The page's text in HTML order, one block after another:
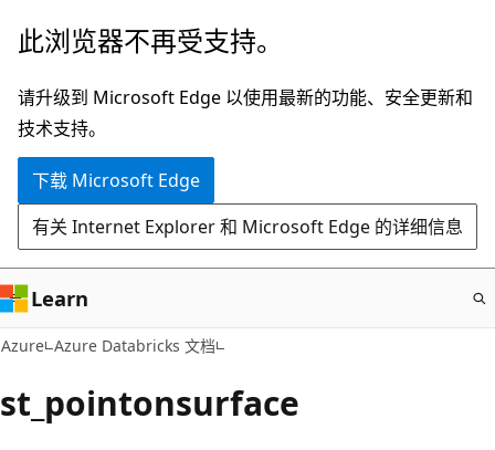
跳
主
要
内
此浏览器不再受支持。
请升级到 Microsoft Edge 以使用最新的功能、安全更新和
技术支持。
下载 Microsoft Edge
有关 Internet Explorer 和 Microsoft Edge 的详细信息
Learn
Azure Azure Databricks 文档
st_pointonsurface